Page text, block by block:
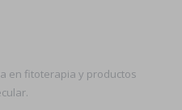
en fitoterapia y productos